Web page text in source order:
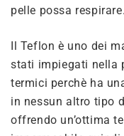
pelle possa respirare.
Il Teflon è uno dei
stati impiegati nella
termici perchè ha
in nessun altro tipo
offrendo un’ottima